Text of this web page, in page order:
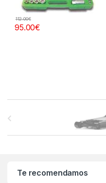
95.00€
112.00€
Te recomendamos